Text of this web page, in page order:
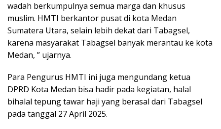
wadah berkumpulnya semua marga dan khusus
muslim. HMTI berkantor pusat di kota Medan
Sumatera Utara, selain lebih dekat dari Tabagsel,
karena masyarakat Tabagsel banyak merantau ke kota
Medan, ” ujarnya.
Para Pengurus HMTI ini juga mengundang ketua
DPRD Kota Medan bisa hadir pada kegiatan, halal
bihalal tepung tawar haji yang berasal dari Tabagsel
pada tanggal 27 April 2025.